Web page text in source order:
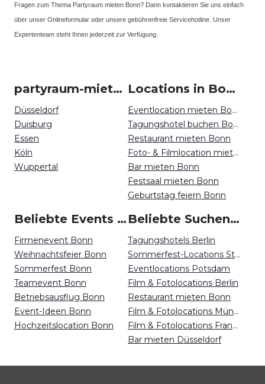
Fragen zum Thema Partyraum mieten Bonn? Dann kontaktieren Sie uns einfach
über unser Onlineformular oder unsere gebührenfreie Servicehotline. Unser
Expertenteam steht Ihnen jederzeit zur Verfügung.
partyraum-mieten um Bonn
Düsseldorf
Duisburg
Essen
Köln
Wuppertal
Locations in Bonn mieten
Eventlocation mieten Bonn
Tagungshotel buchen Bonn
Restaurant mieten Bonn
Foto- & Filmlocation mieten Bonn
Bar mieten Bonn
Festsaal mieten Bonn
Geburtstag feiern Bonn
Beliebte Events in Bonn
Firmenevent Bonn
Weihnachtsfeier Bonn
Sommerfest Bonn
Teamevent Bonn
Betriebsausflug Bonn
Event-Ideen Bonn
Hochzeitslocation Bonn
Beliebte Suchen auf Event Inc
Tagungshotels Berlin
Sommerfest-Locations Stuttgart
Eventlocations Potsdam
Film & Fotolocations Berlin
Restaurant mieten Bonn
Film & Fotolocations Münster
Film & Fotolocations Frankfurt
Bar mieten Düsseldorf